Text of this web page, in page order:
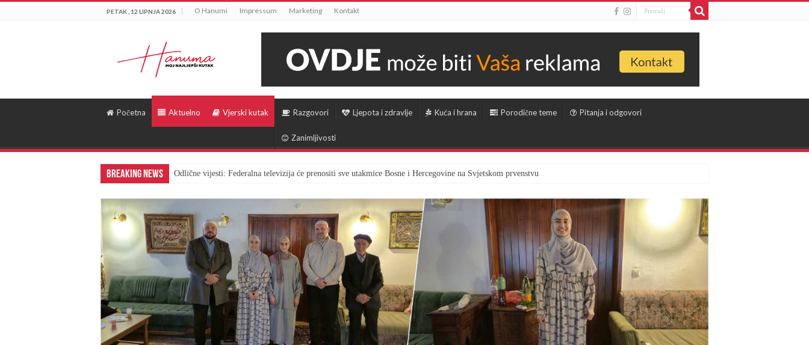
PETAK , 12 LIPNJA 2026 O Hanumi Impressum Marketing Kontakt
Početna Aktuelno Vjerski kutak Razgovori Ljepota i zdravlje Kuća i hrana Porodične teme Pitanja i odgovori
Zanimljivosti
Breaking News Odlične vijesti: Federalna televizija će prenositi sve utakmice Bosne i Hercegovine na Svjetskom prvenstvu